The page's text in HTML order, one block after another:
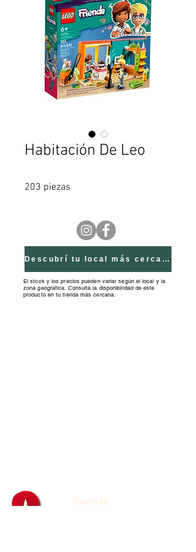
Habitación De Leo
203 piezas
Descubrí tu local más cercano
El stock y los precios pueden variar según el local y la
zona geográfica. Consultá la disponibilidad de este
producto en tu tienda más cercana.
Tiendas